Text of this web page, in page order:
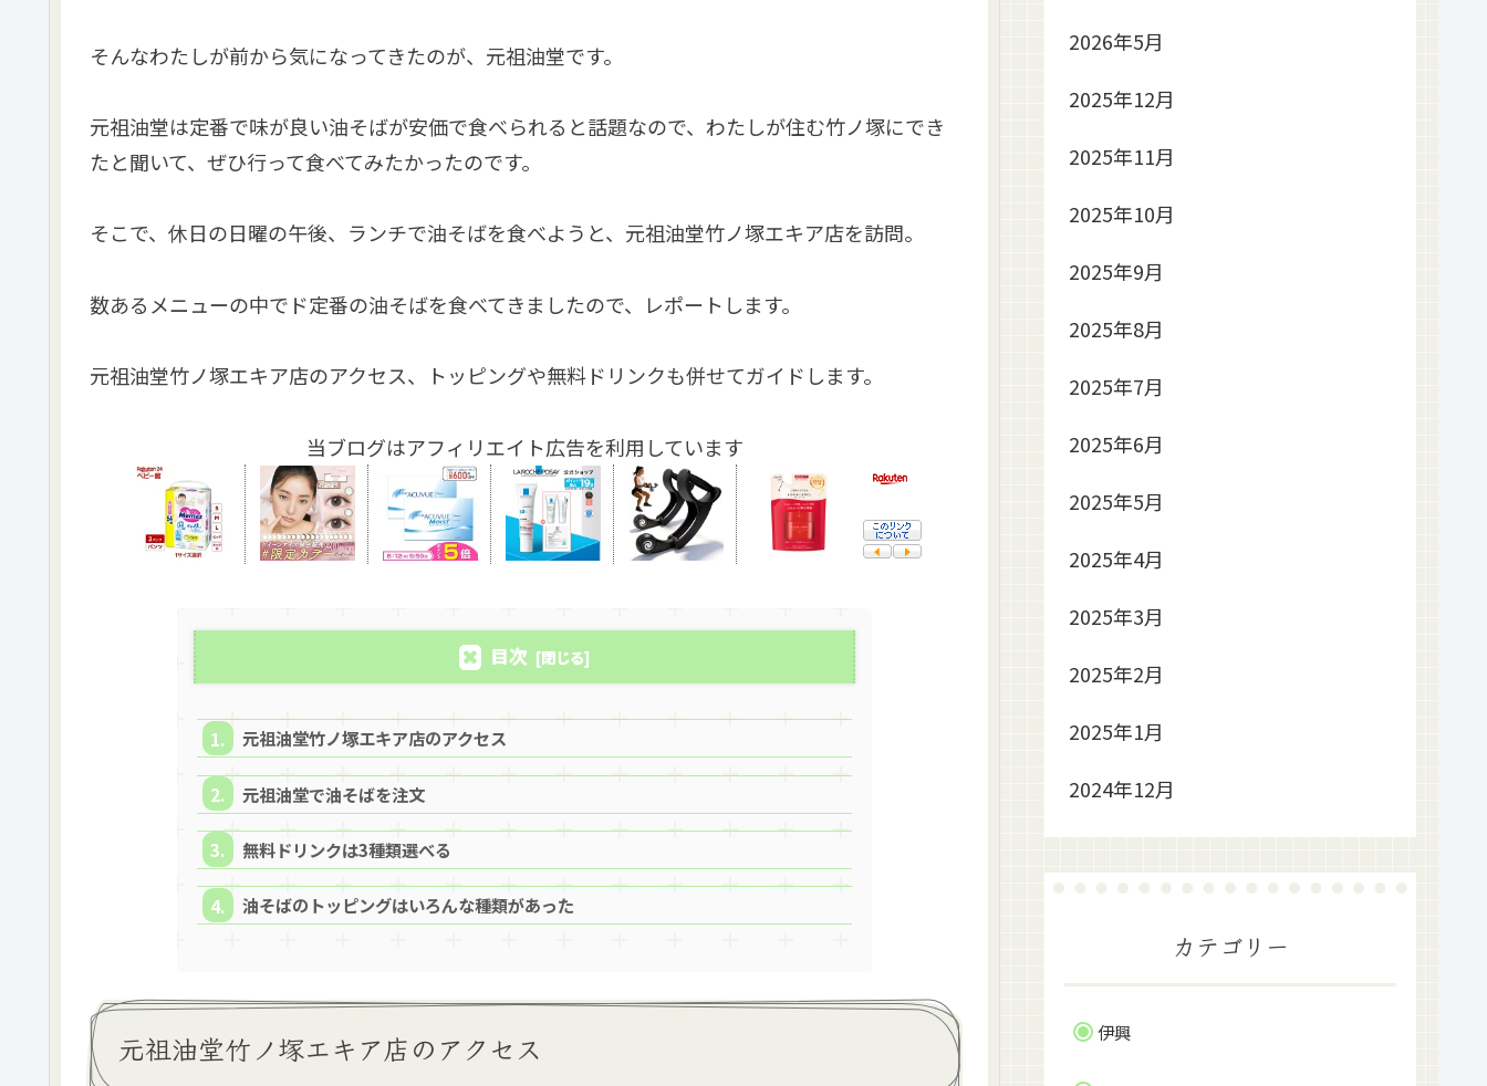
そんなわたしが前から気になってきたのが、元祖油堂です。
元祖油堂は定番で味が良い油そばが安価で食べられると話題なので、わたしが住む竹ノ塚にでき
たと聞いて、ぜひ行って食べてみたかったのです。
そこで、休日の日曜の午後、ランチで油そばを食べようと、元祖油堂竹ノ塚エキア店を訪問。
数あるメニューの中でド定番の油そばを食べてきましたので、レポートします。
元祖油堂竹ノ塚エキア店のアクセス、トッピングや無料ドリンクも併せてガイドします。
当ブログはアフィリエイト広告を利用しています
目次
元祖油堂竹ノ塚エキア店のアクセス
元祖油堂で油そばを注文
無料ドリンクは3種類選べる
油そばのトッピングはいろんな種類があった
元祖油堂竹ノ塚エキア店のアクセス
2026年5月
2025年12月
2025年11月
2025年10月
2025年9月
2025年8月
2025年7月
2025年6月
2025年5月
2025年4月
2025年3月
2025年2月
2025年1月
2024年12月
カテゴリー
伊興